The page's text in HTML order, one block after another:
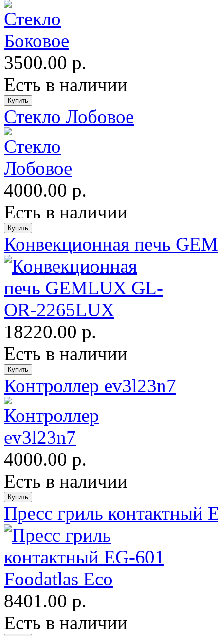
3500.00 р.
Есть в наличии
Стекло Лобовое
4000.00 р.
Есть в наличии
Конвекционная печь
18220.00 р.
Есть в наличии
Контроллер ev3l23n7
4000.00 р.
Есть в наличии
Пресс гриль контактный
8401.00 р.
Есть в наличии